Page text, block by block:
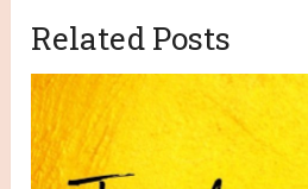
Related Posts